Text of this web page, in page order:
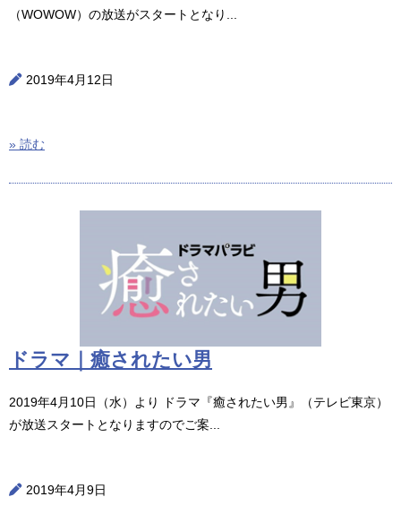
（WOWOW）の放送がスタートとなり...
2019年4月12日
» 読む
ドラマ｜癒されたい男
2019年4月10日（水）より ドラマ『癒されたい男』（テレビ東京）
が放送スタートとなりますのでご案...
2019年4月9日